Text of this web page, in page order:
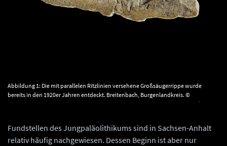
Abbildung 1: Die mit parallelen Ritzlinien versehene Großsäugerrippe wurde
bereits in den 1920er Jahren entdeckt. Breitenbach, Burgenlandkreis. ©
Landesamt für Denkmalpflege und Archäologie Sachsen-Anhalt, Juraj Lipták.
Fundstellen des Jungpaläolithikums sind in Sachsen-Anhalt
relativ häufig nachgewiesen. Dessen Beginn ist aber nur